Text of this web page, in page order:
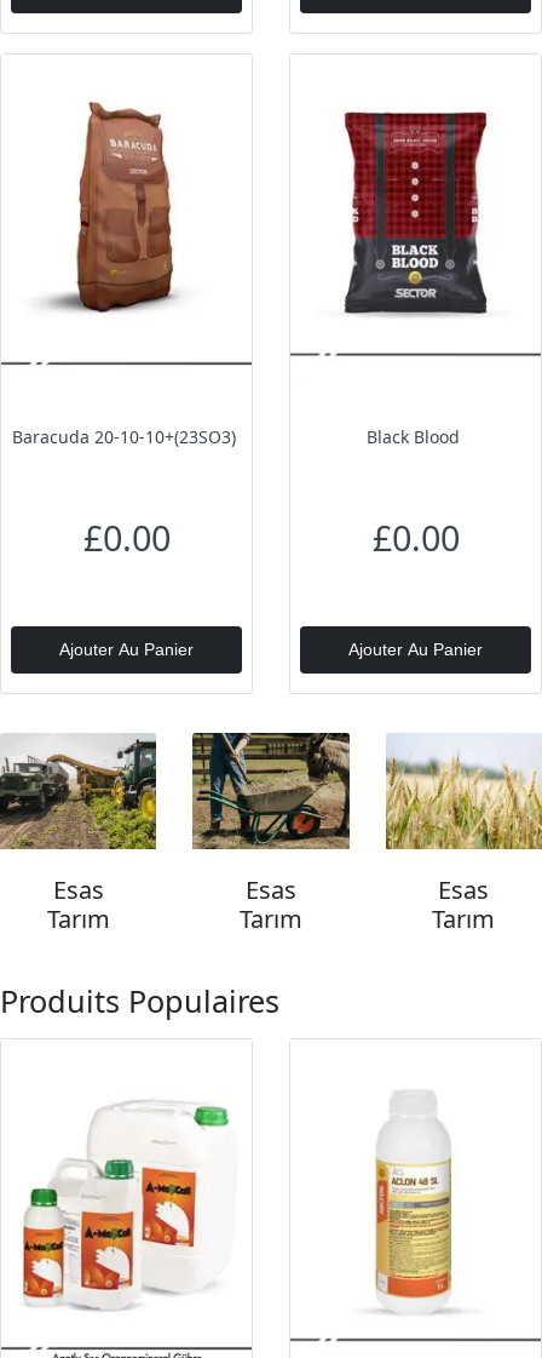
Baracuda 20-10-10+(23SO3)
£0.00
Ajouter Au Panier
Black Blood
£0.00
Ajouter Au Panier
Esas
Tarım
Esas
Tarım
Esas
Tarım
Produits Populaires